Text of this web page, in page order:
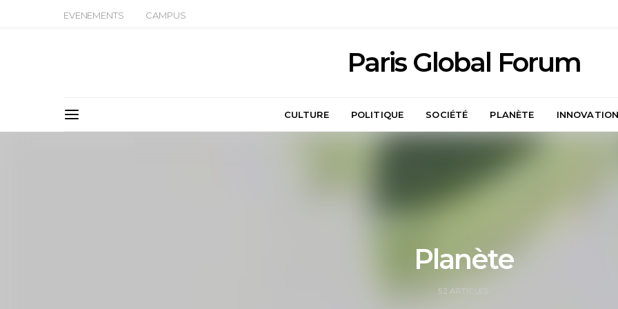
EVENEMENTS CAMPUS
Paris Global Forum
CULTURE POLITIQUE SOCIÉTÉ PLANÈTE
Planète
52 ARTICLES